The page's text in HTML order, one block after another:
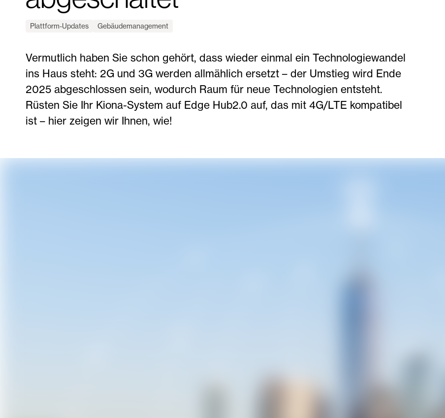
Plattform-Updates Gebäudemanagement
Vermutlich haben Sie schon gehört, dass wieder einmal ein Technologiewandel
ins Haus steht: 2G und 3G werden allmählich ersetzt – der Umstieg wird Ende
2025 abgeschlossen sein, wodurch Raum für neue Technologien entsteht.
Rüsten Sie Ihr Kiona-System auf Edge Hub2.0 auf, das mit 4G/LTE kompatibel
ist – hier zeigen wir Ihnen, wie!